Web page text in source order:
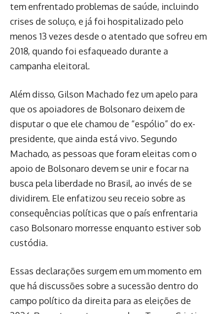
tem enfrentado problemas de saúde, incluindo
crises de soluço, e já foi hospitalizado pelo
menos 13 vezes desde o atentado que sofreu em
2018, quando foi esfaqueado durante a
campanha eleitoral.
Além disso, Gilson Machado fez um apelo para
que os apoiadores de Bolsonaro deixem de
disputar o que ele chamou de “espólio” do ex-
presidente, que ainda está vivo. Segundo
Machado, as pessoas que foram eleitas com o
apoio de Bolsonaro devem se unir e focar na
busca pela liberdade no Brasil, ao invés de se
dividirem. Ele enfatizou seu receio sobre as
consequências políticas que o país enfrentaria
caso Bolsonaro morresse enquanto estiver sob
custódia.
Essas declarações surgem em um momento em
que há discussões sobre a sucessão dentro do
campo político da direita para as eleições de